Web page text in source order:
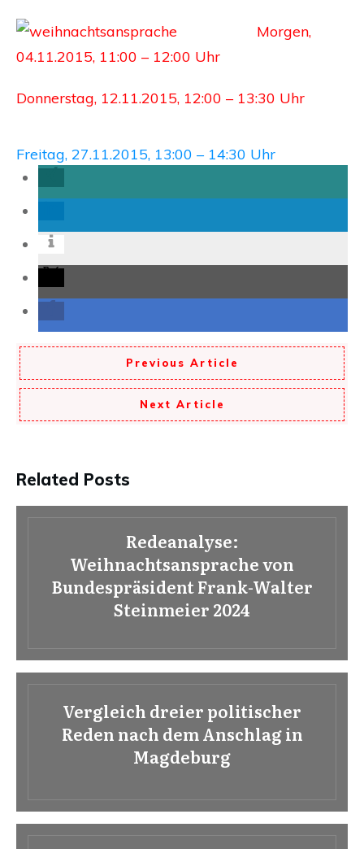
Morgen,
04.11.2015, 11:00 – 12:00 Uhr
Donnerstag, 12.11.2015, 12:00 – 13:30 Uhr
Freitag, 27.11.2015, 13:00 – 14:30 Uhr
Previous Article
Next Article
Related Posts
Redeanalyse:
Weihnachtsansprache von
Bundespräsident Frank-Walter
Steinmeier 2024
Vergleich dreier politischer
Reden nach dem Anschlag in
Magdeburg